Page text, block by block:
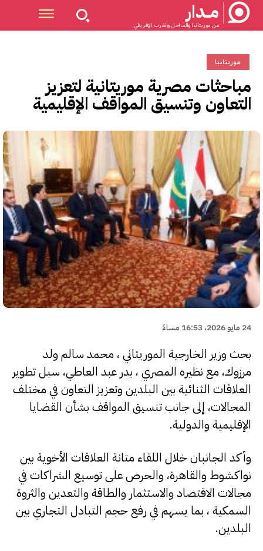
مــدار
من موريتانيا والساحل والغرب الإفريقي
موريتانيا
مباحثات مصرية موريتانية لتعزيز
التعاون وتنسيق المواقف الإقليمية
24 مايو 2026، 16:53 مساءً
بحث وزير الخارجية الموريتاني ، محمد سالم ولد
مرزوك، مع نظيره المصري ، بدر عبد العاطي، سبل تطوير
العلاقات الثنائية بين البلدين وتعزيز التعاون في مختلف
المجالات، إلى جانب تنسيق المواقف بشأن القضايا
الإقليمية والدولية.
وأكد الجانبان خلال اللقاء متانة العلاقات الأخوية بين
نواكشوط والقاهرة، والحرص على توسيع الشراكات في
مجالات الاقتصاد والاستثمار والطاقة والتعدين والثروة
السمكية ، بما يسهم في رفع حجم التبادل التجاري بين
البلدين.